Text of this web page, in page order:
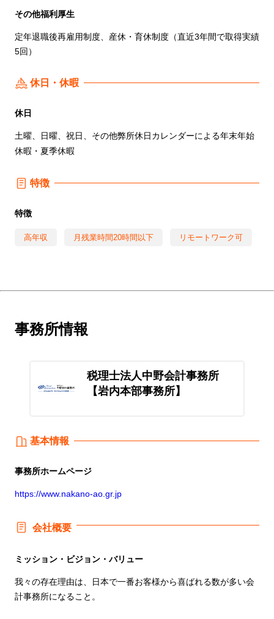
その他福利厚生
定年退職後再雇用制度、産休・育休制度（直近3年間で取得実績
5回）
休日・休暇
休日
土曜、日曜、祝日、その他弊所休日カレンダーによる年末年始
休暇・夏季休暇
特徴
特徴
高年収 月残業時間20時間以下 リモートワーク可
事務所情報
税理士法人中野会計事務所
【岩内本部事務所】
基本情報
事務所ホームページ
https://www.nakano-ao.gr.jp
会社概要
ミッション・ビジョン・バリュー
我々の存在理由は、日本で一番お客様から喜ばれる数が多い会
計事務所になること。